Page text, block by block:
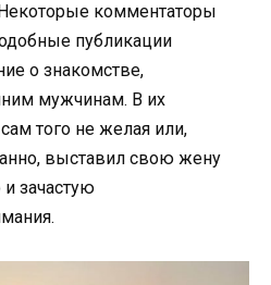
комментаторы
публикации
о знакомстве,
мужчинам. В их
того не желая или,
выставил свою жену
зачастую